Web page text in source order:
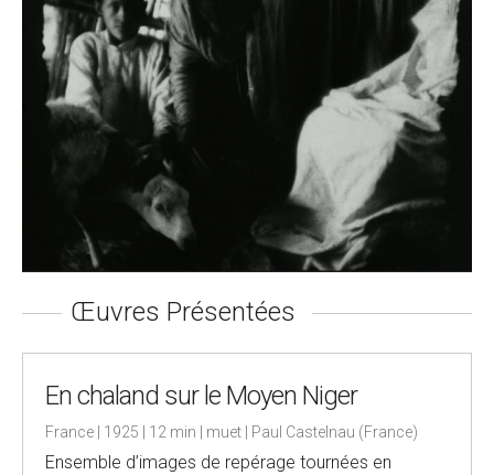
Œuvres Présentées
En chaland sur le Moyen Niger
France | 1925 | 12 min | muet | Paul Castelnau (France)
Ensemble d’images de repérage tournées en